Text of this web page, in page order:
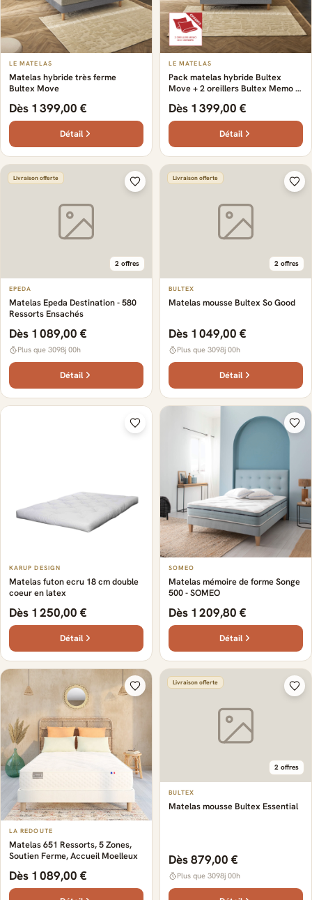
LE MATELAS
Matelas hybride très ferme
Bultex Move
Dès 1 399,00 €
Détail
LE MATELAS
Pack matelas hybride Bultex
Move + 2 oreillers Bultex Memo 3-
Dès 1 399,00 €
Détail
Livraison offerte
2 offres
EPEDA
Matelas Epeda Destination - 580
Ressorts Ensachés
Dès 1 089,00 €
Plus que 3098j 00h
Détail
Livraison offerte
2 offres
BULTEX
Matelas mousse Bultex So Good
Dès 1 049,00 €
Plus que 3098j 00h
Détail
KARUP DESIGN
Matelas futon ecru 18 cm double
coeur en latex
Dès 1 250,00 €
Détail
SOMEO
Matelas mémoire de forme Songe
500 - SOMEO
Dès 1 209,80 €
Détail
LA REDOUTE
Matelas 651 Ressorts, 5 Zones,
Soutien Ferme, Accueil Moelleux
Dès 1 089,00 €
Livraison offerte
2 offres
BULTEX
Matelas mousse Bultex Essential
Dès 879,00 €
Plus que 3098j 00h